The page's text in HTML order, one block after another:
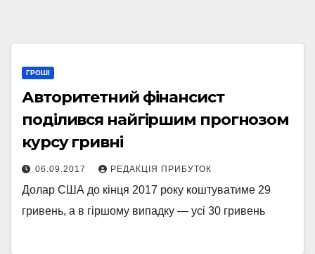
ГРОШІ
Авторитетний фінансист
поділився найгіршим прогнозом
курсу гривні
06.09.2017 РЕДАКЦІЯ ПРИБУТОК
Долар США до кінця 2017 року коштуватиме 29
гривень, а в гіршому випадку — усі 30 гривень